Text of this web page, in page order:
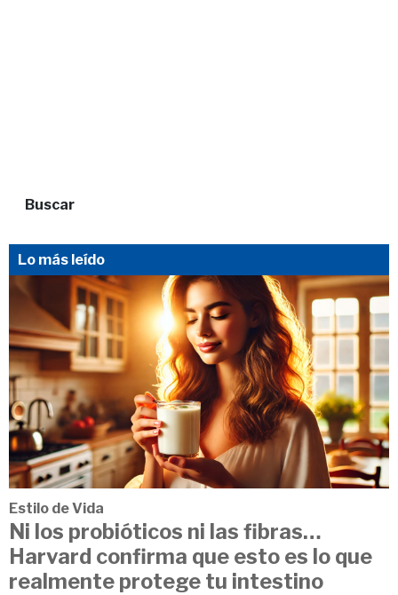
Buscar
Lo más leído
Estilo de Vida
Ni los probióticos ni las fibras…
Harvard confirma que esto es lo que
realmente protege tu intestino